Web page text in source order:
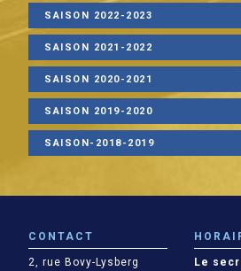
SAISON 2022-2023
SAISON 2021-2022
SAISON 2020-2021
SAISON 2019-2020
SAISON-2018-2019
CONTACT
2, rue Bovy-Lysberg Le